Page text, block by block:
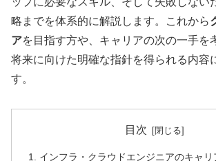
略までを体系的に解説します。これから
アを目指す方や、キャリアの次の一手を
将来に向けた明確な指針を得られる内容
す。
目次
インフラ・クラウドエンジニアのキャ